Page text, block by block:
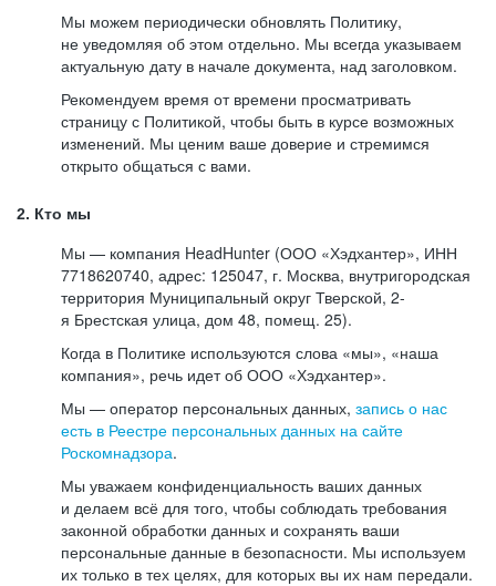
Мы можем периодически обновлять Политику,
не уведомляя об этом отдельно. Мы всегда указываем
актуальную дату в начале документа, над заголовком.
Рекомендуем время от времени просматривать
страницу с Политикой, чтобы быть в курсе возможных
изменений. Мы ценим ваше доверие и стремимся
открыто общаться с вами.
2. Кто мы
Мы — компания HeadHunter (ООО «Хэдхантер», ИНН
7718620740, адрес: 125047, г. Москва, внутригородская
территория Муниципальный округ Тверской, 2-
я Брестская улица, дом 48, помещ. 25).
Когда в Политике используются слова «мы», «наша
компания», речь идет об ООО «Хэдхантер».
Мы — оператор персональных данных, запись о нас
есть в Реестре персональных данных на сайте
Роскомнадзора.
Мы уважаем конфиденциальность ваших данных
и делаем всё для того, чтобы соблюдать требования
законной обработки данных и сохранять ваши
персональные данные в безопасности. Мы используем
их только в тех целях, для которых вы их нам передали.